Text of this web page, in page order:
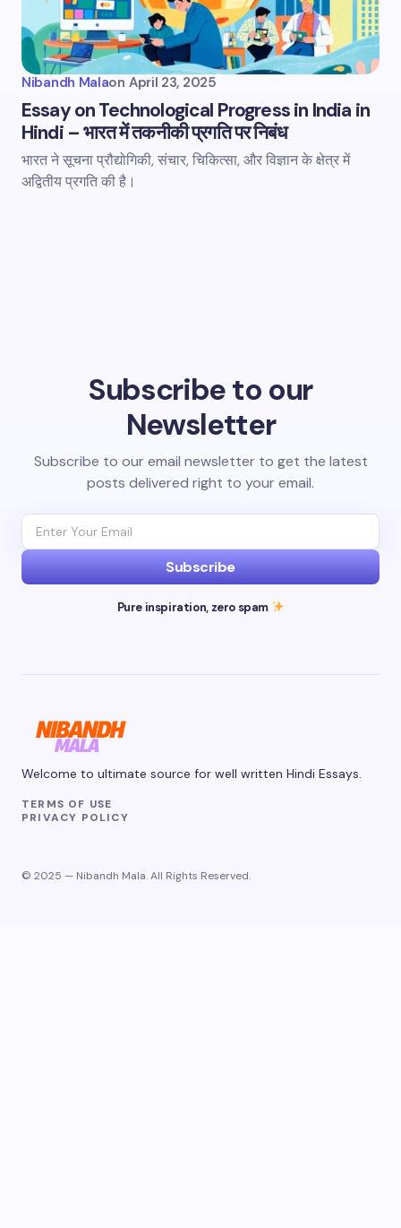
Nibandh Malaon April 23, 2025
Essay on Technological Progress in India in
Hindi – भारत में तकनीकी प्रगति पर निबंध
भारत ने सूचना प्रौद्योगिकी, संचार, चिकित्सा, और विज्ञान के क्षेत्र में
अद्वितीय प्रगति की है।
Subscribe to our
Newsletter
Subscribe to our email newsletter to get the latest
posts delivered right to your email.
Subscribe
Pure inspiration, zero spam
Welcome to ultimate source for well written Hindi Essays.
TERMS OF USE
PRIVACY POLICY
© 2025 — Nibandh Mala. All Rights Reserved.